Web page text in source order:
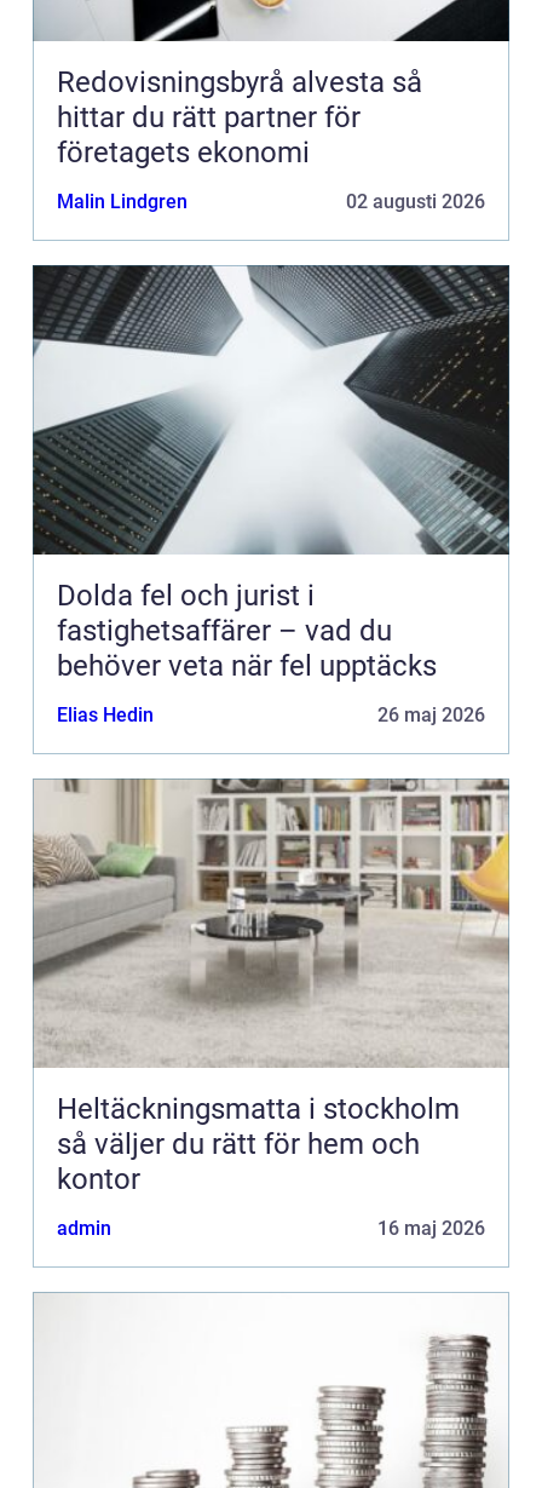
Redovisningsbyrå alvesta så
hittar du rätt partner för
företagets ekonomi
Malin Lindgren 02 augusti 2026
Dolda fel och jurist i
fastighetsaffärer – vad du
behöver veta när fel upptäcks
Elias Hedin 26 maj 2026
Heltäckningsmatta i stockholm
så väljer du rätt för hem och
kontor
admin 16 maj 2026